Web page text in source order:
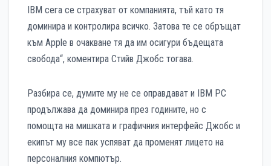
IBM сега се страхуват от компанията, тъй като тя
доминира и контролира всичко. Затова те се обръщат
към Apple в очакване тя да им осигури бъдещата
свобода“, коментира Стийв Джобс тогава.
Разбира се, думите му не се оправдават и IBM PC
продължава да доминира през годините, но с
помощта на мишката и графичния интерфейс Джобс и
екипът му все пак успяват да променят лицето на
персоналния компютър.